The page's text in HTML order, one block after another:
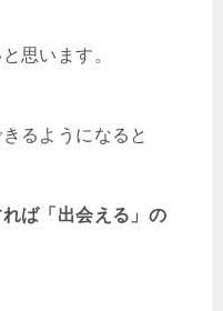
思います。
るようになると
ば「出会える」の